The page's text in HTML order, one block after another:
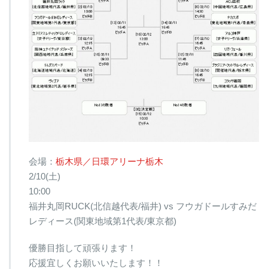
会場： 栃木県／日環アリーナ栃木
2/10(土)
10:00
福井丸岡RUCK(北信越代表/福井) vs フウガドールすみだ
レディース(関東地域第1代表/東京都)
優勝目指して頑張ります！
応援宜しくお願いいたします！！